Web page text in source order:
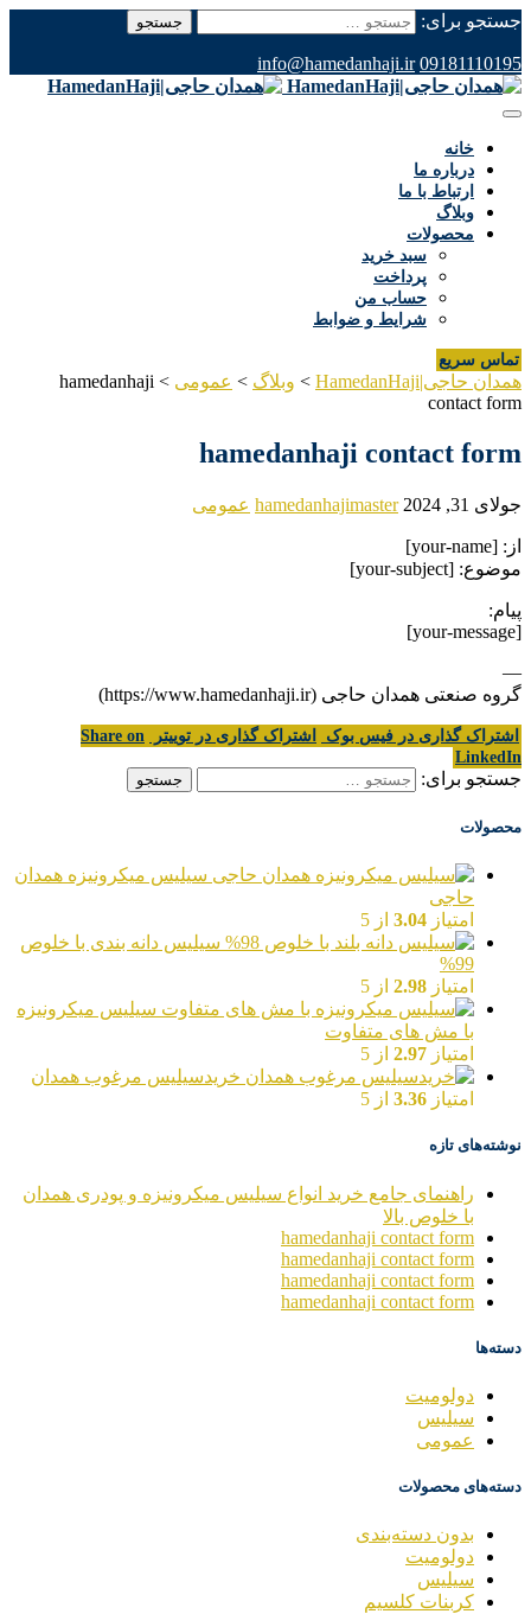
جستجو برای:
09181110195
info@hamedanhaji.ir
خانه
درباره ما
ارتباط با ما
وبلاگ
محصولات
سبد خرید
پرداخت
حساب من
شرایط و ضوابط
تماس سریع
همدان حاجی|HamedanHaji > وبلاگ > عمومی >
hamedanhaji
contact form
hamedanhaji contact form
جولای 31, 2024 hamedanhajimaster عمومی
از: [your-name]
موضوع: [your-subject]
پیام:
[your-message]
—
گروه صنعتی همدان حاجی (https://www.hamedanhaji.ir)
اشتراک گذاری در فیس بوک اشتراک گذاری در توییتر
Share on
LinkedIn
جستجو برای:
محصولات
سیلیس میکرونیزه همدان
حاجی
امتیاز 3.04 از 5
سیلیس دانه بندی با خلوص
99%
امتیاز 2.98 از 5
سیلیس میکرونیزه
با مش های متفاوت
امتیاز 2.97 از 5
خریدسیلیس مرغوب همدان
امتیاز 3.36 از 5
نوشته‌های تازه
راهنمای جامع خرید انواع سیلیس میکرونیزه و پودری همدان
با خلوص بالا
hamedanhaji contact form
hamedanhaji contact form
hamedanhaji contact form
hamedanhaji contact form
دسته‌ها
دولومیت
سیلیس
عمومی
دسته‌های محصولات
بدون دسته‌بندی
دولومیت
سیلیس
کربنات کلسیم